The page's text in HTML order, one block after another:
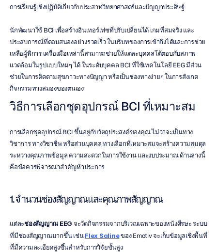
การเรียนรู้เชิงปฏิบัติเกี่ยวกับประสาทวิทยาศาสตร์และปัญญาประดิษฐ์
นักพัฒนาใช้ BCI เพื่อสร้างอินเทอร์เฟซที่ปรับเปลี่ยนได้ เกมที่สมจริง และ
ประสบการณ์ที่ตอบสนองอย่างรวดเร็ว ในบริบทของการเข้าถึงได้และการช่วย
เหลือผู้พิการ เครื่องมือเหล่านี้สามารถช่วยให้แต่ละบุคคลโต้ตอบกับสภาพ
แวดล้อมในรูปแบบใหม่ๆ ได้ ในระดับบุคคล BCI ที่ใช้เทคโนโลยี EEG มีส่วน
ช่วยในการติดตามสุขภาวะทางปัญญา หรือเป็นช่องทางง่ายๆ ในการสังเกต
กิจกรรมทางสมองของตนเอง
วิธีการเลือกชุดอุปกรณ์ BCI ที่เหมาะสม
การเลือกชุดอุปกรณ์ BCI ขึ้นอยู่กับวัตถุประสงค์ของคุณ ไม่ว่าจะเป็นทาง
วิชาการ ทางวิชาชีพ หรือส่วนบุคคล ทางเลือกที่เหมาะสมจะสร้างความสมดุล
ระหว่างคุณภาพข้อมูล ความสะดวกในการใช้งาน และงบประมาณ ด้านล่างนี้
คือข้อควรพิจารณาสำคัญห้าประการ
1. จำนวนช่องสัญญาณและคุณภาพสัญญาณ
แต่ละช่องสัญญาณ EEG จะวัดกิจกรรมจากบริเวณเฉพาะของหนังศีรษะ ระบบ
ที่มีช่องสัญญาณมากขึ้น เช่น Flex Saline ของ Emotiv จะเก็บข้อมูลเชิงพื้นที่
ที่มีความละเอียดสูงขึ้นสำหรับการวิจัยขั้นสูง